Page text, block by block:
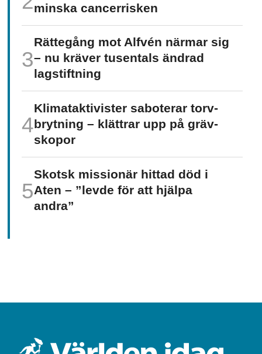
minska cancer­risken
Rättegång mot Alfvén närmar sig
– nu kräver tusentals ändrad
lagstiftning
Klimat­aktivister saboterar torv­
brytning – klättrar upp på gräv­
skopor
Skotsk missionär hittad död i
Aten – ”levde för att hjälpa
andra”